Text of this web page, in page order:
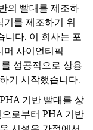
의 빨대를 제조하
를 제조하기 위
니다. 이 회사는 포
머 사이언티픽
성공적으로 상용
기 시작했습니다.
기반 빨대를 상
로부터 PHA 기반